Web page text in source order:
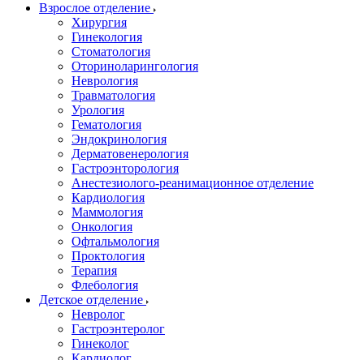
Взрослое отделение
Хирургия
Гинекология
Стоматология
Оториноларингология
Неврология
Травматология
Урология
Гематология
Эндокринология
Дерматовенерология
Гастроэнторология
Анестезиолого-реанимационное отделение
Кардиология
Маммология
Онкология
Офтальмология
Проктология
Терапия
Флебология
Детское отделение
Невролог
Гастроэнтеролог
Гинеколог